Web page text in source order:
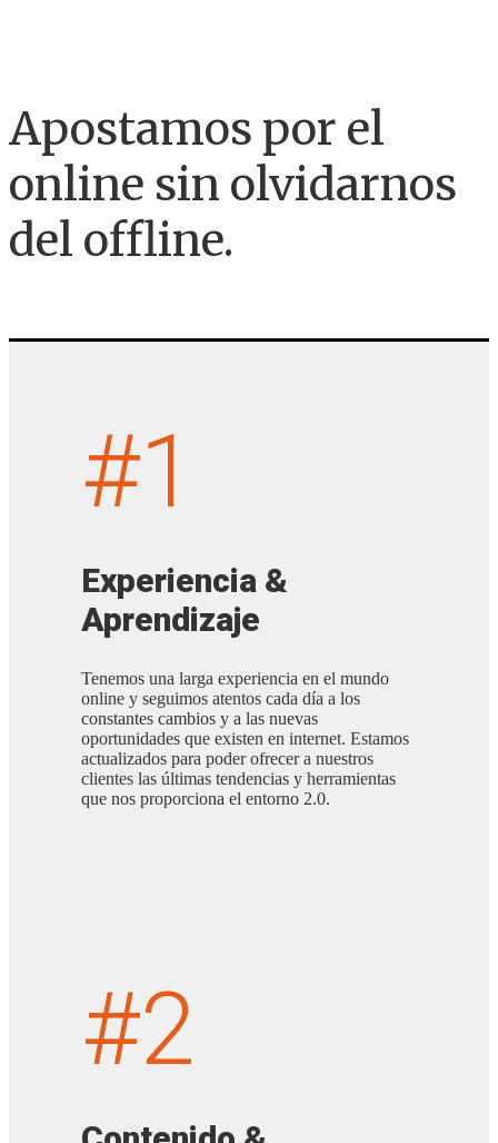
Apostamos por el
online sin olvidarnos
del offline.
#1
Experiencia &
Aprendizaje
Tenemos una larga experiencia en el mundo
online y seguimos atentos cada día a los
constantes cambios y a las nuevas
oportunidades que existen en internet. Estamos
actualizados para poder ofrecer a nuestros
clientes las últimas tendencias y herramientas
que nos proporciona el entorno 2.0.
#2